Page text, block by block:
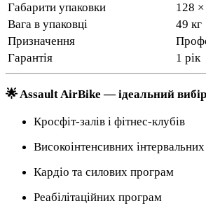
Габарити упаковки
128
Вага в упаковці
49 кг
Призначення
Гарантія
1 рік
🌟 Assault AirBike — ідеальний
Кросфіт-залів і фітнес-клубів
Високоінтенсивних
Кардіо та силових програм
Реабілітаційних програм